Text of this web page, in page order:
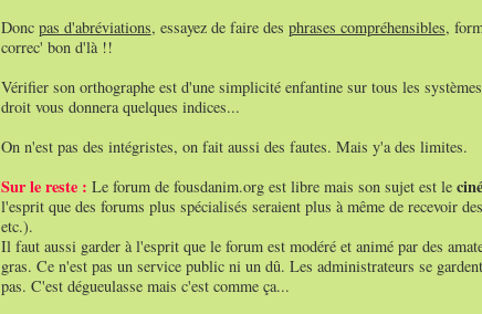
Donc pas d'abréviations, essayez de faire des phrases compréhensibles,
correc' bon d'là !!
Vérifier son orthographe est d'une simplicité enfantine sur tous les
droit vous donnera quelques indices...
On n'est pas des intégristes, on fait aussi des fautes. Mais y'a des limites.
Sur le reste : Le forum de fousdanim.org est libre mais son sujet est le
l'esprit que des forums plus spécialisés seraient plus à même de recevoir
etc.).
Il faut aussi garder à l'esprit que le forum est modéré et animé par des
gras. Ce n'est pas un service public ni un dû. Les administrateurs se
pas. C'est dégueulasse mais c'est comme ça...